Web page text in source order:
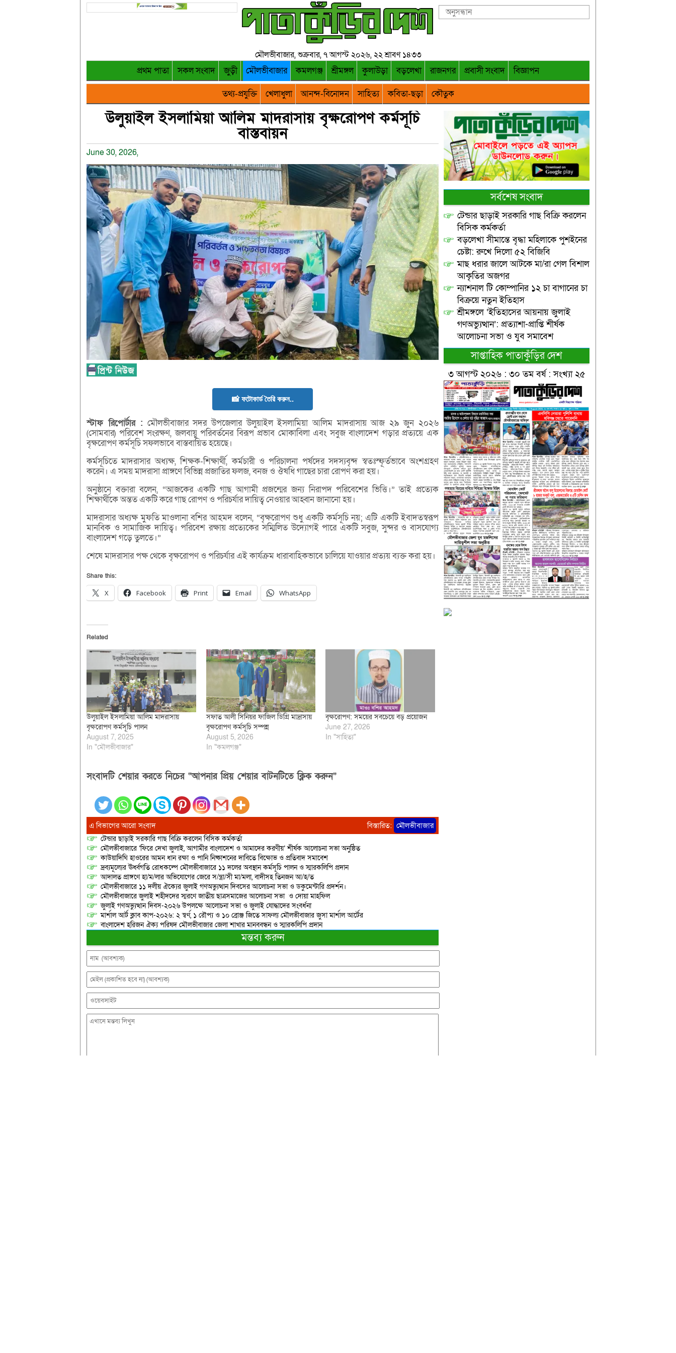
মৌলভীবাজার, শুক্রবার, ৭ আগস্ট ২০২৬, ২২ শ্রাবণ ১৪৩৩
প্রথম পাতা সকল সংবাদ জুড়ী মৌলভীবাজার কমলগঞ্জ শ্রীমঙ্গল কুলাউড়া বড়লেখা রাজনগর প্রবাসী সংবাদ
বিজ্ঞাপন
তথ্য-প্রযুক্তি
খেলাধুলা আনন্দ-বিনোদন সাহিত্য কবিতা-ছড়া কৌতুক
উলুয়াইল ইসলামিয়া আলিম মাদরাসায় বৃক্ষরোপণ কর্মসূচি
বাস্তবায়ন
June 30, 2026,
📸 ফটোকার্ড তৈরি করুন..
স্টাফরিপোর্টার : মৌলভীবাজার সদর উপজেলার উলুয়াইল ইসলামিয়া আলিম মাদরাসায় আজ ২৯ জুন ২০২৬
(সোমবার) পরিবেশ সংরক্ষণ, জলবায়ু পরিবর্তনের বিরূপ প্রভাব মোকাবিলা এবং সবুজ বাংলাদেশ গড়ার প্রত্যয়ে এক
বৃক্ষরোপণ কর্মসূচি সফলভাবে বাস্তবায়িত হয়েছে।
কর্মসূচিতে মাদরাসার অধ্যক্ষ, শিক্ষক-শিক্ষার্থী, কর্মচারী ও পরিচালনা পর্ষদের সদস্যবৃন্দ স্বতঃস্ফূর্তভাবে অংশগ্রহণ
করেন। এ সময় মাদরাসা প্রাঙ্গণে বিভিন্ন প্রজাতির ফলজ, বনজ ও ঔষধি গাছের চারা রোপণ করা হয়।
অনুষ্ঠানে বক্তারা বলেন, “আজকের একটি গাছ আগামী প্রজন্মের জন্য নিরাপদ পরিবেশের ভিত্তি।” তাই প্রত্যেক
শিক্ষার্থীকে অন্তত একটি করে গাছ রোপণ ও পরিচর্যার দায়িত্ব নেওয়ার আহ্বান জানানো হয়।
মাদরাসার অধ্যক্ষ মুফতি মাওলানা বশির আহমদ বলেন, “বৃক্ষরোপণ শুধু একটি কর্মসূচি নয়; এটি একটি ইবাদতস্বরূপ
মানবিক ও সামাজিক দায়িত্ব। পরিবেশ রক্ষায় প্রত্যেকের সম্মিলিত উদ্যোগই পারে একটি সবুজ, সুন্দর ও বাসযোগ্য
বাংলাদেশ গড়ে তুলতে।”
শেষে মাদরাসার পক্ষ থেকে বৃক্ষরোপণ ও পরিচর্যার এই কার্যক্রম ধারাবাহিকভাবে চালিয়ে যাওয়ার প্রত্যয় ব্যক্ত করা হয়।
Share this:
X Facebook Print Email WhatsApp
Related
উলুয়াইল ইসলামিয়া আলিম মাদরাসায়
বৃক্ষরোপণ কর্মসূচি পালন
August 7, 2025
In "মৌলভীবাজার"
সফাত আলী সিনিয়র ফাজিল ডিগ্রি মাদ্রাসায়
বৃক্ষরোপণ কর্মসূচি সম্পন্ন
August 5, 2026
In "কমলগঞ্জ"
বৃক্ষরোপণ: সময়ের সবচেয়ে বড় প্রয়োজন
June 27, 2026
In "সাহিত্য"
সংবাদটি শেয়ার করতে নিচের “আপনার প্রিয় শেয়ার বাটনটিতে ক্লিক করুন”
এ বিভাগের আরো সংবাদ বিস্তারিত: মৌলভীবাজার
টেন্ডার ছাড়াই সরকারি গাছ বিক্রি করলেন বিসিক কর্মকর্তা
মৌলভীবাজারে ‘ফিরে দেখা জুলাই, আগামীর বাংলাদেশ ও আমাদের করণীয়’ শীর্ষক আলোচনা সভা অনুষ্ঠিত
কাউয়াদিঘি হাওরের আমন ধান রক্ষা ও পানি নিষ্কাশনের দাবিতে বিক্ষোভ ও প্রতিবাদ সমাবেশ
দ্রব্যমূল্যের ঊর্ধ্বগতি রোধকল্পে মৌলভীবাজারে ১১ দলের অবস্থান কর্মসূচি পালন ও স্মারকলিপি প্রদান
আদালত প্রাঙ্গণে হা/ম/লার অভিযোগের জেরে স/ন্ত্রা/সী মা/মলা, বাদীসহ তিনজন আ/হ/ত
মৌলভীবাজারে ১১ দলীয় ঐক্যের জুলাই গণঅভ্যুত্থান দিবসের আলোচনা সভা ও ডকুমেন্টারি প্রদর্শন।
মৌলভীবাজারে জুলাই শহীদদের স্মরণে জাতীয় ছাত্রসমাজের আলোচনা সভা ও দোয়া মাহফিল
জুলাই গণঅভ্যুত্থান দিবস-২০২৬ উপলক্ষে আলোচনা সভা ও জুলাই যোদ্ধাদের সংবর্ধনা
মার্শাল আর্ট ক্লাব কাপ-২০২৬: ২ স্বর্ণ, ১ রৌপ্য ও ১০ ব্রোঞ্জ জিতে সাফল্য মৌলভীবাজার জুসা মার্শাল আর্টের
বাংলাদেশ হরিজন ঐক্য পরিষদ মৌলভীবাজার জেলা শাখার মানববন্ধন ও স্মারকলিপি প্রদান
মন্তব্য করুন
সর্বশেষ সংবাদ
টেন্ডার ছাড়াই সরকারি গাছ বিক্রি করলেন
বিসিক কর্মকর্তা
বড়লেখা সীমান্তে বৃদ্ধা মহিলাকে পুশইনের
চেষ্টা: রুখে দিলো ৫২ বিজিবি
মাছ ধরার জালে আটকে মা/রা গেল বিশাল
আকৃতির অজগর
ন্যাশনাল টি কোম্পানির ১২ চা বাগানের চা
বিক্রয়ে নতুন ইতিহাস
শ্রীমঙ্গলে ‘ইতিহাসের আয়নায় জুলাই
গণঅভ্যুত্থান’: প্রত্যাশা-প্রাপ্তি শীর্ষক
আলোচনা সভা ও যুব সমাবেশ
সাপ্তাহিক পাতাকুঁড়ির দেশ
৩ আগস্ট ২০২৬ : ৩০ তম বর্ষ : সংখ্যা ২৫